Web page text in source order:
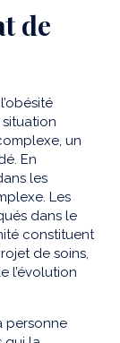
de
un
En
les
Les
dans le
constituent
de soins,
l’évolution
personne